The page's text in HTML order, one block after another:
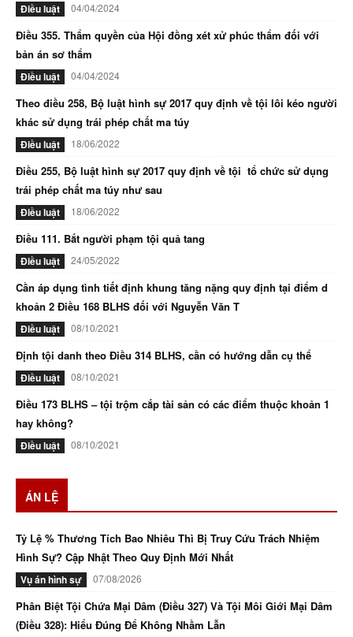
Điều luật 04/04/2024
Điều 355. Thẩm quyền của Hội đồng xét xử phúc thẩm đối với
bản án sơ thẩm
Điều luật 04/04/2024
Theo điều 258, Bộ luật hình sự 2017 quy định về tội lôi kéo người
khác sử dụng trái phép chất ma túy
Điều luật 18/06/2022
Điều 255, Bộ luật hình sự 2017 quy định về tội tổ chức sử dụng
trái phép chất ma túy như sau
Điều luật 18/06/2022
Điều 111. Bắt người phạm tội quả tang
Điều luật 24/05/2022
Cần áp dụng tình tiết định khung tăng nặng quy định tại điểm d
khoản 2 Điều 168 BLHS đối với Nguyễn Văn T
Điều luật 08/10/2021
Định tội danh theo Điều 314 BLHS, cần có hướng dẫn cụ thể
Điều luật 08/10/2021
Điều 173 BLHS – tội trộm cắp tài sản có các điểm thuộc khoản 1
hay không?
Điều luật 08/10/2021
ÁN LỆ
Tỷ Lệ % Thương Tích Bao Nhiêu Thì Bị Truy Cứu Trách Nhiệm
Hình Sự? Cập Nhật Theo Quy Định Mới Nhất
Vụ án hình sự 07/08/2026
Phân Biệt Tội Chứa Mại Dâm (Điều 327) Và Tội Môi Giới Mại Dâm
(Điều 328): Hiểu Đúng Để Không Nhầm Lẫn